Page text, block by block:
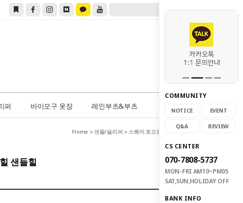
퍼 바이모구 옷장 레인부츠&부츠
COMMUNITY
NOTICE EVENT
Q&A REVIEW
CS CENTER
070-7808-5737
MON-FRI AM10~PM05
SAT,SUN,HOLIDAY OFF
BANK INFO
Home>샌들/슬리퍼 > 스퀘어 토오픈 쿠션 미들힐 샌들힐
샌들힐